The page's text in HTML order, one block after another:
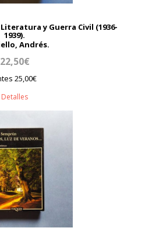
y Guerra Civil (1936-
1939).
Andrés.
22,50€
25,00€
Detalles